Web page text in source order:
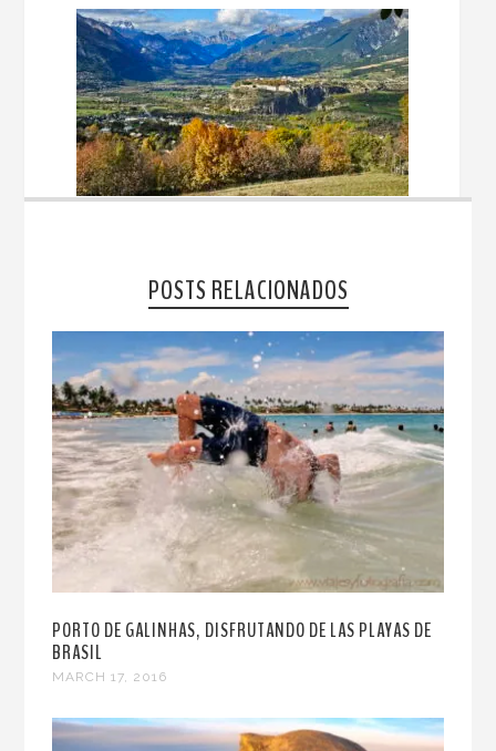
POSTS RELACIONADOS
PORTO DE GALINHAS, DISFRUTANDO DE LAS PLAYAS DE
BRASIL
MARCH 17, 2016